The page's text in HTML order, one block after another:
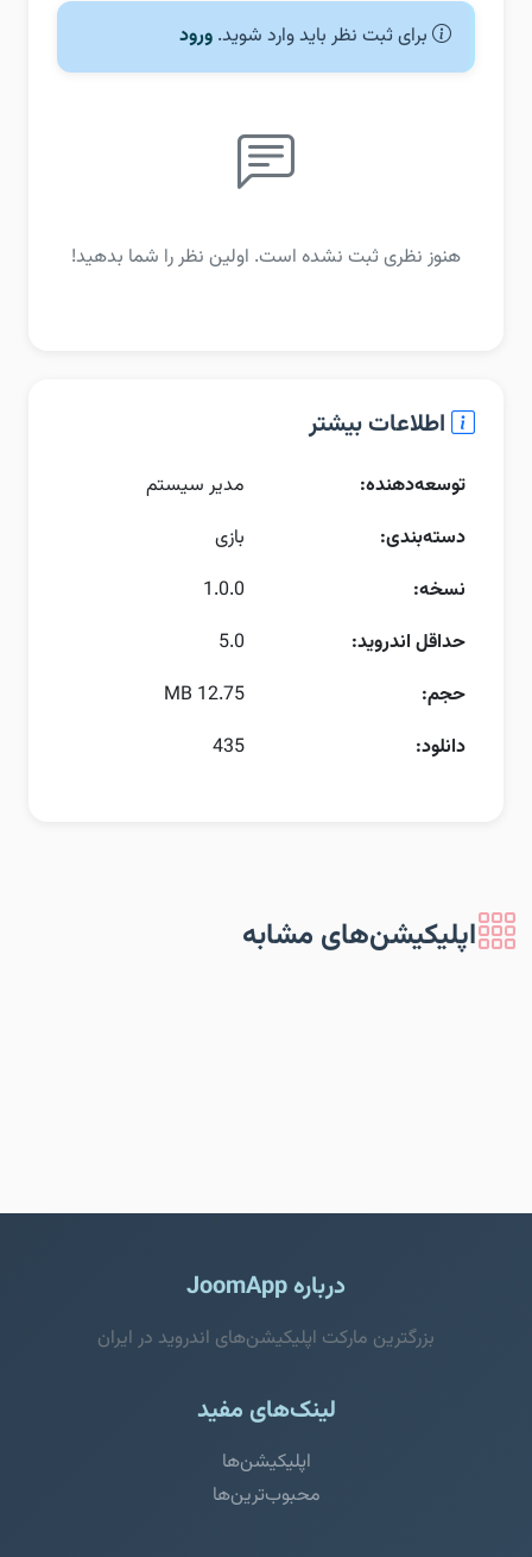
برای ثبت نظر باید وارد شوید. ورود
هنوز نظری ثبت نشده است. اولین نظر را شما بدهید!
اطلاعات بیشتر
توسعه‌دهنده:
مدیر سیستم
دسته‌بندی:
بازی
نسخه:
1.0.0
حداقل اندروید:
5.0
حجم:
12.75 MB
دانلود:
435
اپلیکیشن‌های مشابه
درباره JoomApp
بزرگترین مارکت اپلیکیشن‌های اندروید در ایران
لینک‌های مفید
اپلیکیشن‌ها
محبوب‌ترین‌ها